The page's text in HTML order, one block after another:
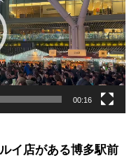
00:16
イ店がある博多駅前